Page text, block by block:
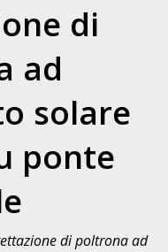
di
ad
solare
ponte
di poltrona ad